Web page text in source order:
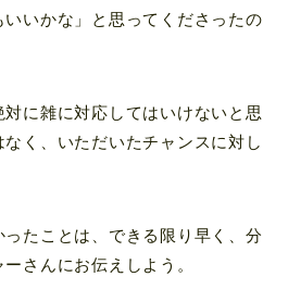
いかな」と思ってくださったの
に雑に対応してはいけないと思
く、いただいたチャンスに対し
たことは、できる限り早く、分
さんにお伝えしよう。